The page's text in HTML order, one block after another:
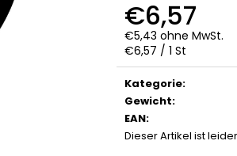
€6,57
€5,43 ohne MwSt.
Verkaufspreis:
€6,57 / 1 St
Kategorie:
Gewicht:
EAN:
Dieser Artikel ist
2026
HERREN
€7,43